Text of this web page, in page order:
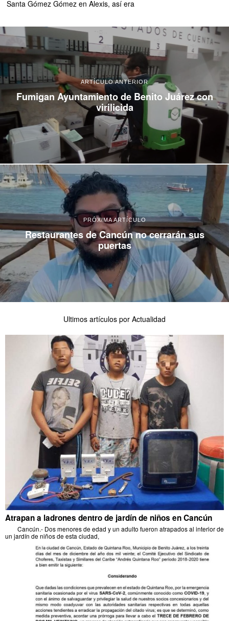
Santa Gómez Gómez enAlexis, así era
ARTÍCULO ANTERIOR
Fumigan Ayuntamiento de Benito Juárez con
virilicida
PRÓXIMA ARTÍCULO
Restaurantes de Cancún no cerrarán sus
puertas
Ultimos artículos por Actualidad
Atrapan a ladrones dentro de jardín de niños en Cancún
Cancún.- Dos menores de edad y un adulto fueron atrapados al interior de
un jardín de niños de esta ciudad,